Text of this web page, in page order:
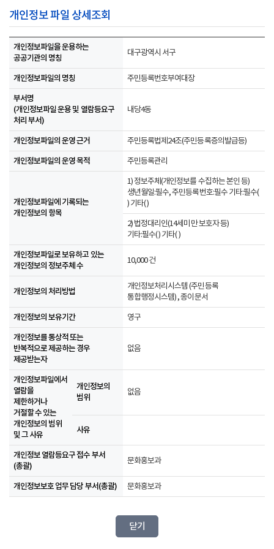
개인정보 파일 상세조회
개인정보파일을 운용하는
공공기관의 명칭
대구광역시 서구
개인정보파일의 명칭
주민등록번호부여대장
부서명
(개인정보파일 운용 및 열람등요구
처리 부서)
내당4동
개인정보파일의 운영 근거
주민등록법제24조(주민등록증의발급등)
개인정보파일의 운영 목적
주민등록관리
개인정보파일에 기록되는
개인정보의 항목
1) 정보주체(개인정보를 수집하는 본인 등)
생년월일:필수, 주민등록번호:필수 기타:필수(
) 기타( )
2) 법정대리인(14세미만 보호자 등)
기타:필수( ) 기타( )
개인정보파일로 보유하고 있는
개인정보의 정보주체 수
10,000 건
개인정보의 처리방법
개인정보처리시스템 (주민등록
통합행정시스템) , 종이문서
개인정보의 보유기간
영구
개인정보를 통상적 또는
반복적으로 제공하는 경우
제공받는자
없음
개인정보파일에서
열람을
제한하거나
거절할 수 있는
개인정보의 범위
및 그 사유
개인정보의
범위
없음
사유
개인정보 열람등요구 접수 부서
(총괄)
문화홍보과
개인정보보호 업무 담당 부서(총괄) 문화홍보과
닫기